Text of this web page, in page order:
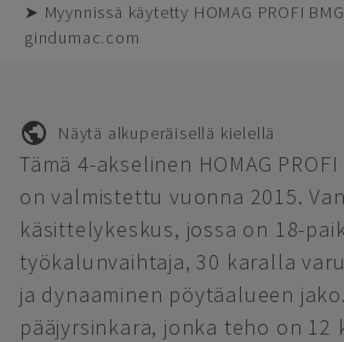
➤ Myynnissä käytetty HOMAG PROFI
gindumac.com
Näytä alkuperäisellä kielellä
Tämä 4-akselinen HOMAG
on valmistettu vuonna 2015.
käsittelykeskus, jossa on 18-
työkalunvaihtaja, 30 karalla
ja dynaaminen pöytäalueen
pääjyrsinkara, jonka teho on 12